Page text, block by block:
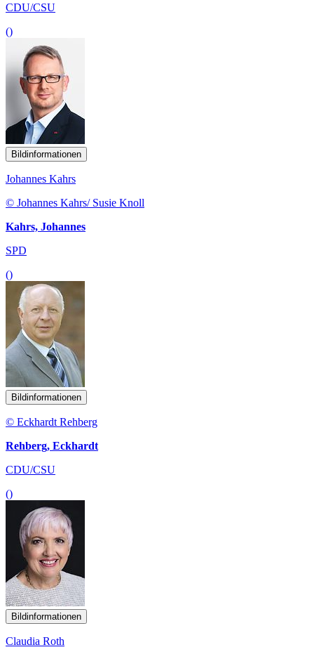
CDU/CSU
()
Bildinformationen
Johannes Kahrs
© Johannes Kahrs/ Susie Knoll
Kahrs, Johannes
SPD
()
Bildinformationen
© Eckhardt Rehberg
Rehberg, Eckhardt
CDU/CSU
()
Bildinformationen
Claudia Roth